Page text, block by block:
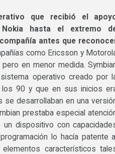
que recibió el
hasta el extremo
antes que
como Ericsson y
en menor medida.
operativo creado por
90 y que en sus inicios
se desarrollaban en una
prestaba especial
dispositivo con
lo hacía patente
característicos